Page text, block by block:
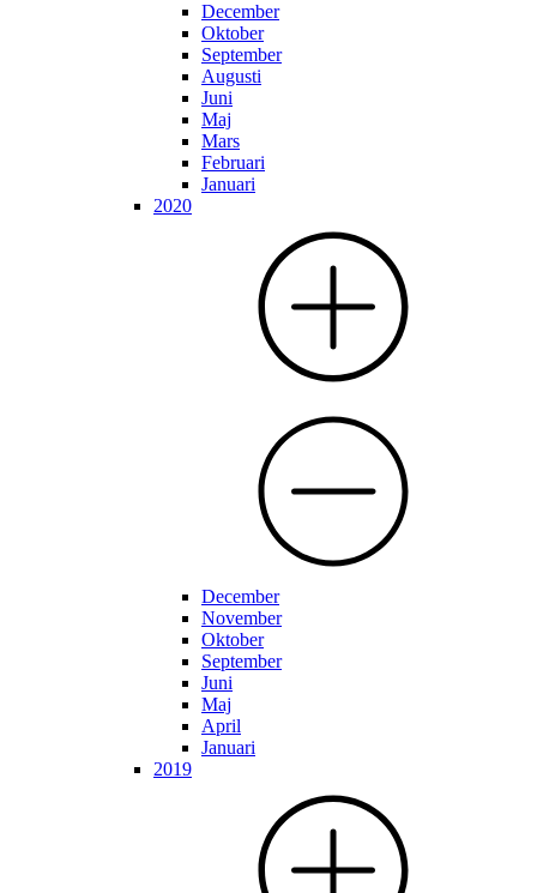
December
Oktober
September
Augusti
Juni
Maj
Mars
Februari
Januari
2020
December
November
Oktober
September
Juni
Maj
April
Januari
2019